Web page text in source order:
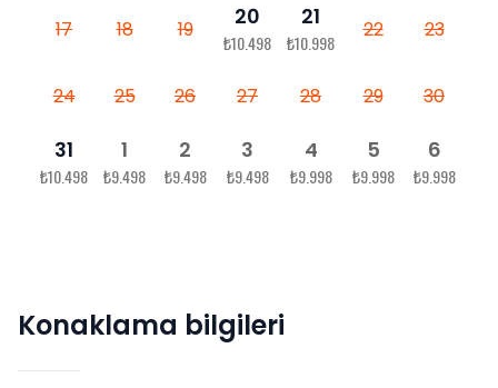
17 18 19 20
₺10.498
21
₺10.998
22 23
24 25 26 27 28 29 30
31
₺10.498
1
₺9.498
2
₺9.498
3
₺9.498
4
₺9.998
5
₺9.998
6
₺9.998
Konaklama bilgileri